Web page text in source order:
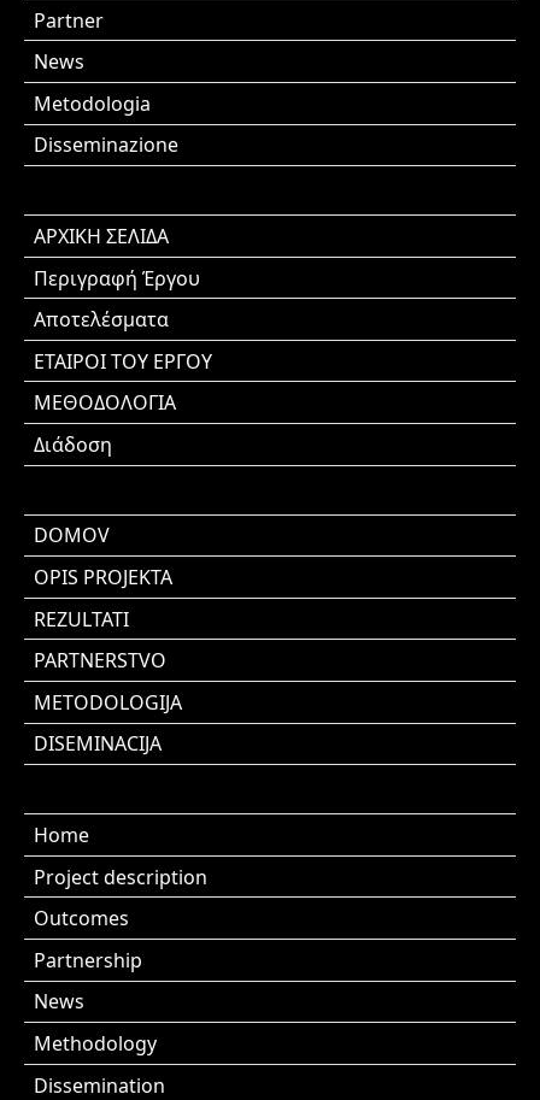
Partner
News
Metodologia
Disseminazione
ΑΡΧΙΚΗ ΣΕΛΙΔΑ
Περιγραφή Έργου
Αποτελέσματα
ΕΤΑΙΡΟΙ ΤΟΥ ΕΡΓΟΥ
ΜΕΘΟΔΟΛΟΓΙΑ
Διάδοση
DOMOV
OPIS PROJEKTA
REZULTATI
PARTNERSTVO
METODOLOGIJA
DISEMINACIJA
Home
Project description
Outcomes
Partnership
News
Methodology
Dissemination